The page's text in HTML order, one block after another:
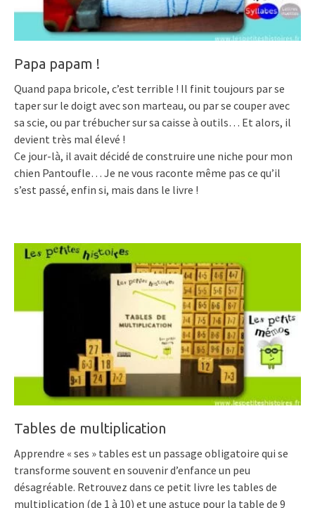
Papa papam !
Quand papa bricole, c’est terrible ! Il finit toujours par se
taper sur le doigt avec son marteau, ou par se couper avec
sa scie, ou par trébucher sur sa caisse à outils… Et alors, il
devient très mal élevé !
Ce jour-là, il avait décidé de construire une niche pour mon
chien Pantoufle… Je ne vous raconte même pas ce qu’il
s’est passé, enfin si, mais dans le livre !
Tables de multiplication
Apprendre « ses » tables est un passage obligatoire qui se
transforme souvent en souvenir d’enfance un peu
désagréable. Retrouvez dans ce petit livre les tables de
multiplication (de 1 à 10) et une astuce pour la table de 9